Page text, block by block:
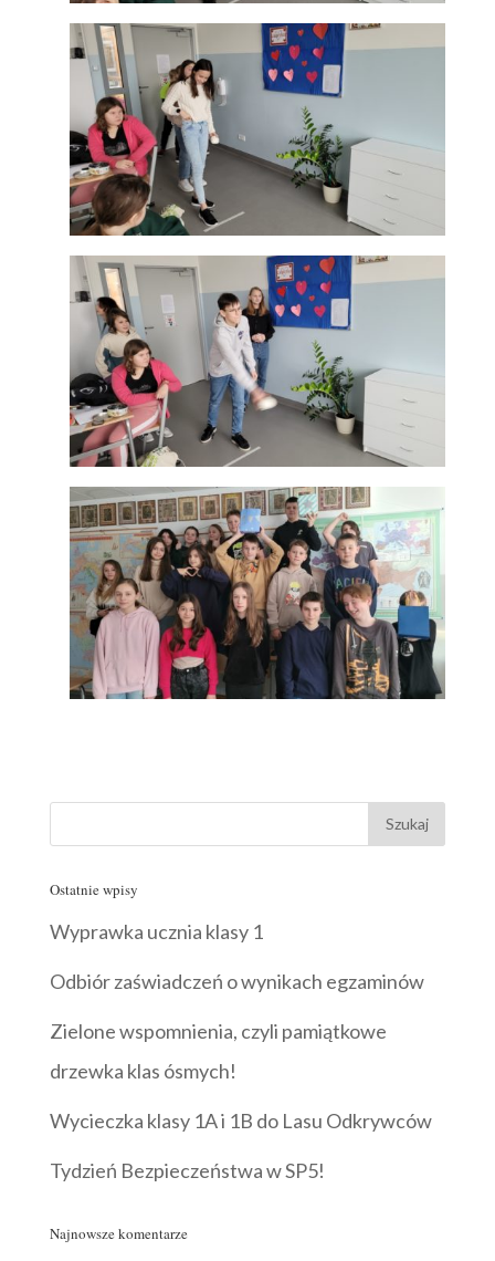
Ostatnie wpisy
Wyprawka ucznia klasy 1
Odbiór zaświadczeń o wynikach egzaminów
Zielone wspomnienia, czyli pamiątkowe
drzewka klas ósmych!
Wycieczka klasy 1A i 1B do Lasu Odkrywców
Tydzień Bezpieczeństwa w SP5!
Najnowsze komentarze